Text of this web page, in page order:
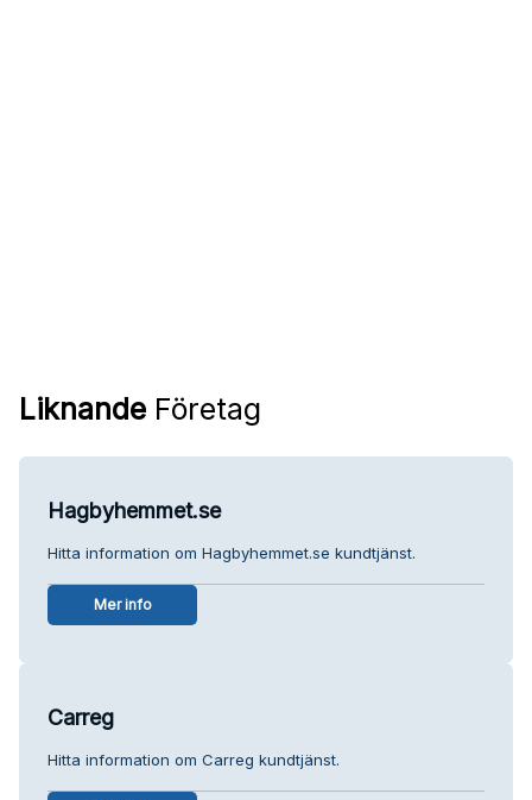
Liknande Företag
Hagbyhemmet.se
Hitta information om Hagbyhemmet.se kundtjänst.
Mer info
Carreg
Hitta information om Carreg kundtjänst.